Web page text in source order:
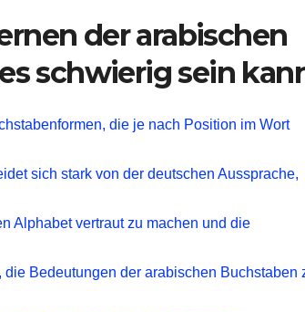
der arabischen
schwierig sein
die je nach Position im Wort
sich stark von der deutschen Aussprache,
Alphabet vertraut zu machen und die
Bedeutungen der arabischen Buchstaben